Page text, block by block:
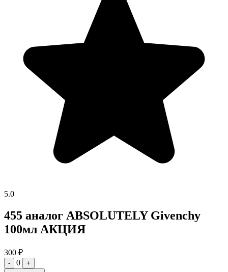
5.0
455 аналог ABSOLUTELY Givenchy
100мл АКЦИЯ
300 ₽
- 0 +